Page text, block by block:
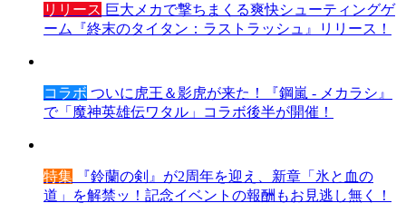
リリース 巨大メカで撃ちまくる爽快シューティングゲ
ーム『終末のタイタン：ラストラッシュ』リリース！
コラボ ついに虎王＆影虎が来た！『鋼嵐 - メカラシ』
で「魔神英雄伝ワタル」コラボ後半が開催！
特集 『鈴蘭の剣』が2周年を迎え、新章「氷と血の
道」を解禁ッ！記念イベントの報酬もお見逃し無く！